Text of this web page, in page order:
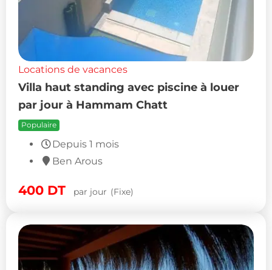
Locations de vacances
Villa haut standing avec piscine à louer
par jour à Hammam Chatt
Populaire
Depuis 1 mois
Ben Arous
400 DT par jour (Fixe)